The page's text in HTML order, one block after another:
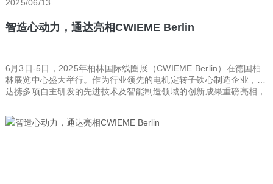
2025/06/13
智造心动力，通达亮相CWIEME Berlin
6月3日-5日，2025年柏林国际线圈展（CWIEME Berlin）在德国柏
林展览中心盛大举行。作为行业领先的电机定转子铁心制造企业，通
达携多项自主研发的先进技术及智能制造领域的创新成果重磅亮相，